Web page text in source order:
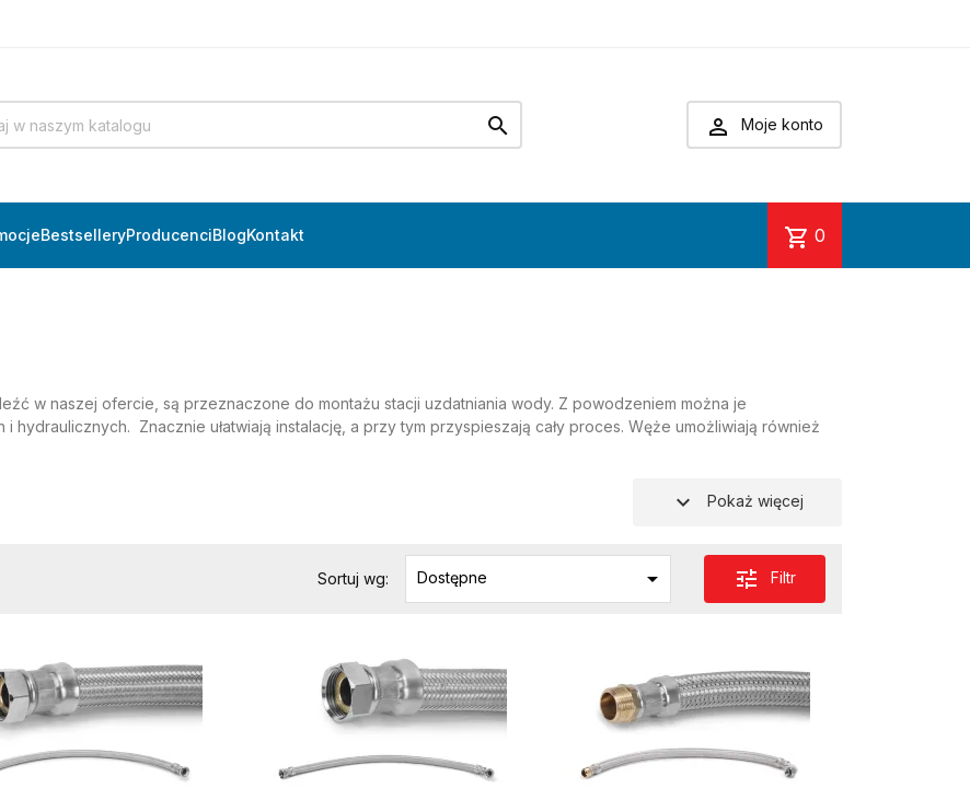
  Moje konto
BestselleryProducenciBlogKontakt shopping_cart 0
w naszej ofercie, są przeznaczone do montażu stacji uzdatniania wody. Z powodzeniem można je
hydraulicznych. Znacznie ułatwiają instalację, a przy tym przyspieszają cały proces. Węże umożliwiają również
expand_more Pokaż więcej
Sortuj wg: Dostępne  tune Filtr